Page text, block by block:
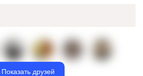
Показать друзей